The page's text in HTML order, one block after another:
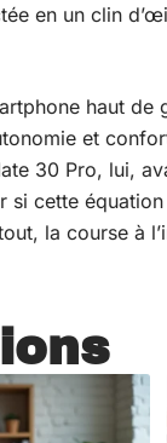
en un clin
haut de
et
30 Pro, lui,
si cette
la course à